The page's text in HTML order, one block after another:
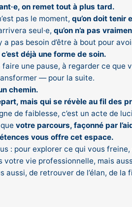
on remet tout à plus tard.
pas le moment,qu’on doit tenir
seul·e,qu’on n’a pas
a pas besoin d’être à bout pour
déjà une forme de soin.
faire une pause, à regarder ce
— pour la suite.
chemin.
mais qui se révèle au fil des
de faiblesse, c’est un acte de
quevotre parcours, façonné par
vous offre cet espace.
: pour explorer ce qui vous
votre vie professionnelle, mais
aussi, de retrouver de l’élan, de